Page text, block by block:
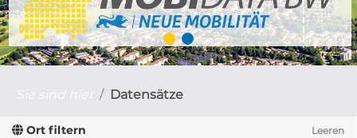
Datensätze
Ort filtern Leeren